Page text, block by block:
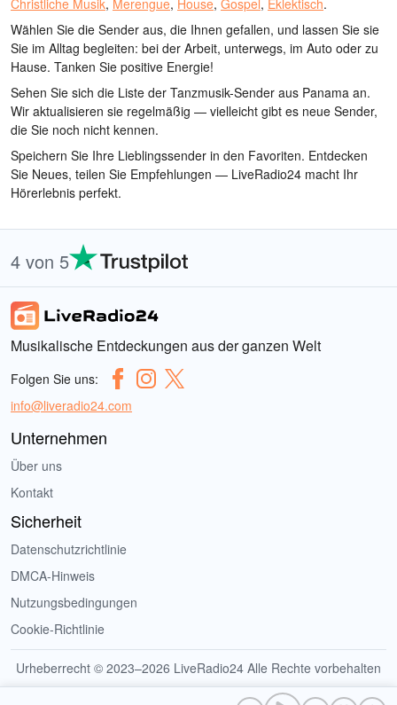
Christliche Musik, Merengue, House, Gospel, Eklektisch.
Wählen Sie die Sender aus, die Ihnen gefallen, und lassen Sie sie
Sie im Alltag begleiten: bei der Arbeit, unterwegs, im Auto oder zu
Hause. Tanken Sie positive Energie!
Sehen Sie sich die Liste der Tanzmusik-Sender aus Panama an.
Wir aktualisieren sie regelmäßig — vielleicht gibt es neue Sender,
die Sie noch nicht kennen.
Speichern Sie Ihre Lieblingssender in den Favoriten. Entdecken
Sie Neues, teilen Sie Empfehlungen — LiveRadio24 macht Ihr
Hörerlebnis perfekt.
4 von 5
Musikalische Entdeckungen aus der ganzen Welt
Folgen Sie uns:
info@liveradio24.com
Unternehmen
Über uns
Kontakt
Sicherheit
Datenschutzrichtlinie
DMCA-Hinweis
Nutzungsbedingungen
Cookie-Richtlinie
Urheberrecht © 2023–2026 LiveRadio24 Alle Rechte vorbehalten